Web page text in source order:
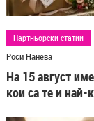
Партньорски статии
Роси Нанева
На 15 август
кои са те и най-